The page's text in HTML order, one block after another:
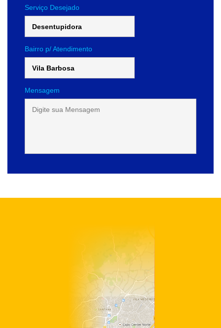
Serviço Desejado
Bairro p/ Atendimento
Mensagem